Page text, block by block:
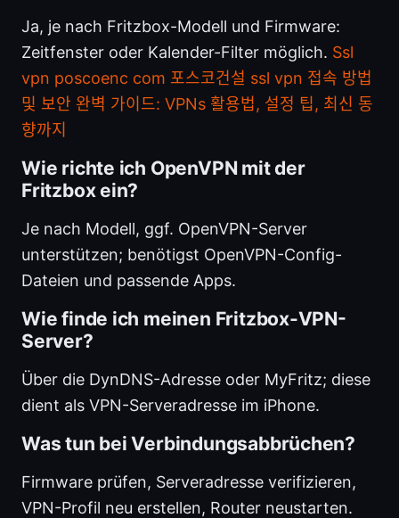
Ja, je nach Fritzbox-Modell und Firmware:
Zeitfenster oder Kalender-Filter möglich. Ssl
vpn poscoenc com 포스코건설 ssl vpn 접속 방법
및 보안 완벽 가이드: VPNs 활용법, 설정 팁, 최신 동
향까지
Wie richte ich OpenVPN mit der
Fritzbox ein?
Je nach Modell, ggf. OpenVPN-Server
unterstützen; benötigst OpenVPN-Config-
Dateien und passende Apps.
Wie finde ich meinen Fritzbox-VPN-
Server?
Über die DynDNS-Adresse oder MyFritz; diese
dient als VPN-Serveradresse im iPhone.
Was tun bei Verbindungsabbrüchen?
Firmware prüfen, Serveradresse verifizieren,
VPN-Profil neu erstellen, Router neustarten.